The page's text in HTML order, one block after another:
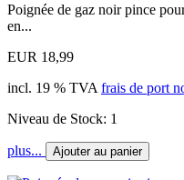
Poignée de gaz noir pince
en...
EUR 18,99
incl. 19 % TVA frais de port
Niveau de Stock: 1
plus... Ajouter au panier